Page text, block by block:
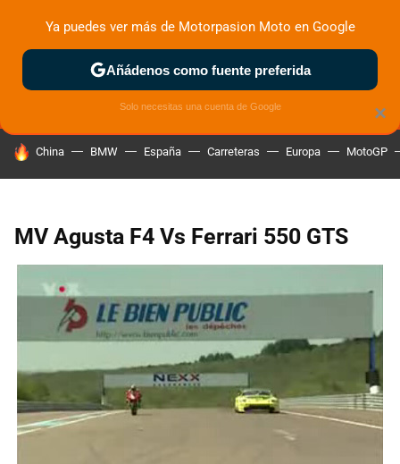
MENÚ NUEVO
ZONA DE PRUEBAS DEPORTIVAS MOTOS ELÉCTRICAS
HOY SE HABLA DE
China BMW España Carreteras Europa MotoGP
MV Agusta F4 Vs Ferrari 550 GTS
×
Ya puedes ver más de Motorpasion Moto en Google
Añádenos como fuente preferida
Solo necesitas una cuenta de Google